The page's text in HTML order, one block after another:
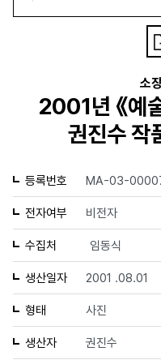
소
2001년 《예
권진수 작
등록번호 MA-03-
전자여부 비전자
수집처 임동식
생산일자 2001 .08.01
형태 사진
생산자 권진수